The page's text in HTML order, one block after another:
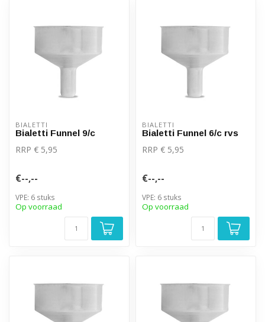
BIALETTI
Bialetti Funnel 9/c
RRP € 5,95
€--,--
VPE: 6 stuks
Op voorraad
BIALETTI
Bialetti Funnel 6/c rvs
RRP € 5,95
€--,--
VPE: 6 stuks
Op voorraad